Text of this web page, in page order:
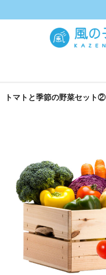
ホーム
ごほうびとまとジュース
こだわりほうれんそう
ごほうびとうもろこし
商品一覧
トマトと季節の野菜セット②